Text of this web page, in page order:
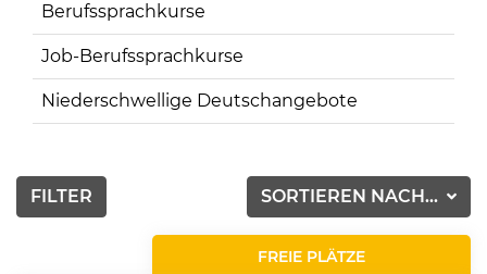
Berufssprachkurse
Job-Berufssprachkurse
Niederschwellige Deutschangebote
SORTIEREN NACH...
FILTER
FREIE PLÄTZE